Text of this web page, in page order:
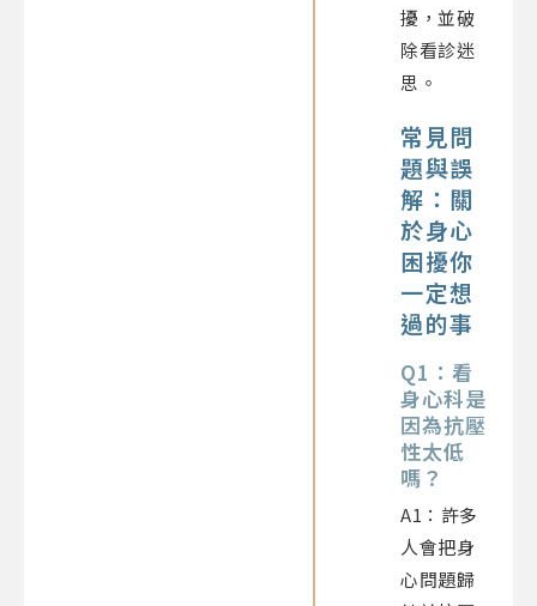
擾，並破
除看診迷
思。
常見問
題與誤
解：關
於身心
困擾你
一定想
過的事
Q1：看
身心科是
因為抗壓
性太低
嗎？
A1：許多
人會把身
心問題歸